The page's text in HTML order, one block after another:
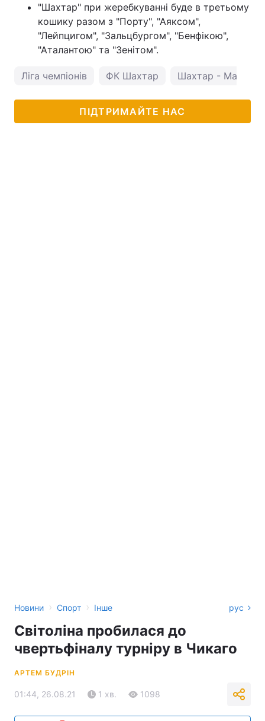
"Шахтар" при жеребкуванні буде в третьому
кошику разом з "Порту", "Аяксом",
"Лейпцигом", "Зальцбургом", "Бенфікою",
"Аталантою" та "Зенітом".
Ліга чемпіонів ФК Шахтар Шахтар -
ПІДТРИМАЙТЕ НАС
Новини › Спорт › Інше рус
Світоліна пробилася до
чвертьфіналу турніру в Чикаго
АРТЕМ БУДРІН
01:44, 26.08.21 1 хв. 1098